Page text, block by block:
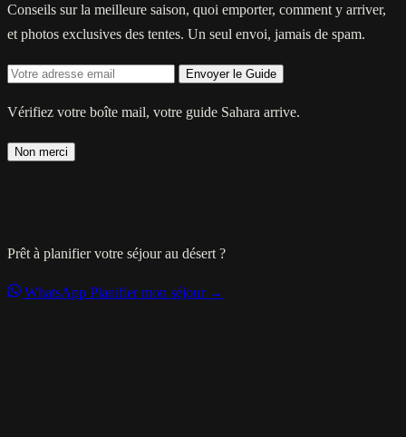
Conseils sur la meilleure saison, quoi emporter, comment y arriver,
et photos exclusives des tentes. Un seul envoi, jamais de spam.
Envoyer le Guide
Vérifiez votre boîte mail, votre guide Sahara arrive.
Non merci
Prêt à planifier votre séjour au désert ?
WhatsApp Planifier mon séjour →